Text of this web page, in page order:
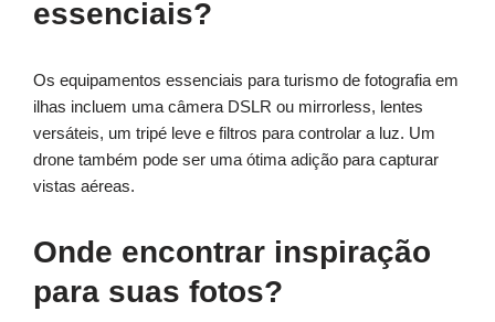
essenciais?
Os equipamentos essenciais para turismo de fotografia em
ilhas incluem uma câmera DSLR ou mirrorless, lentes
versáteis, um tripé leve e filtros para controlar a luz. Um
drone também pode ser uma ótima adição para capturar
vistas aéreas.
Onde encontrar inspiração
para suas fotos?